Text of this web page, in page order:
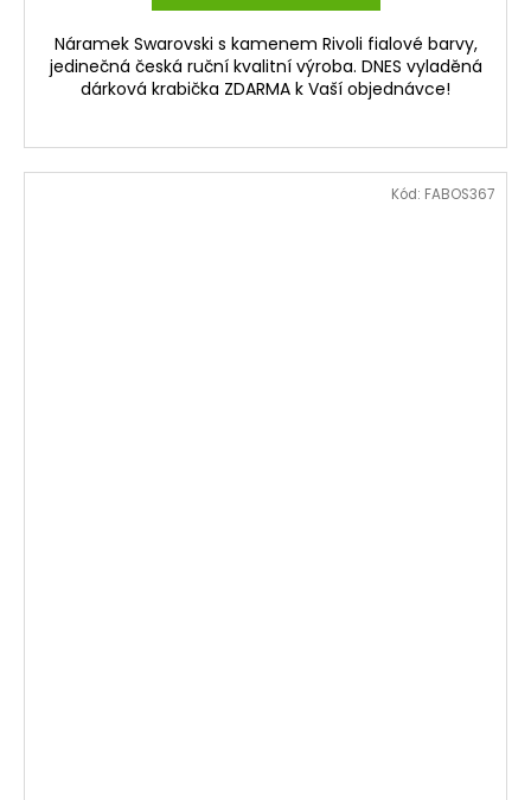
Náramek Swarovski s kamenem Rivoli fialové barvy,
jedinečná česká ruční kvalitní výroba. DNES vyladěná
dárková krabička ZDARMA k Vaší objednávce!
Kód: FABOS367